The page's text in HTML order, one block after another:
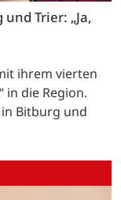
Trier: „Ja,
ihrem vierten
in die Region.
Bitburg und